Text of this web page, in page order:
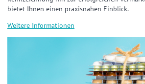
bietet Ihnen einen praxisnahen Einblick.
Weitere Informationen